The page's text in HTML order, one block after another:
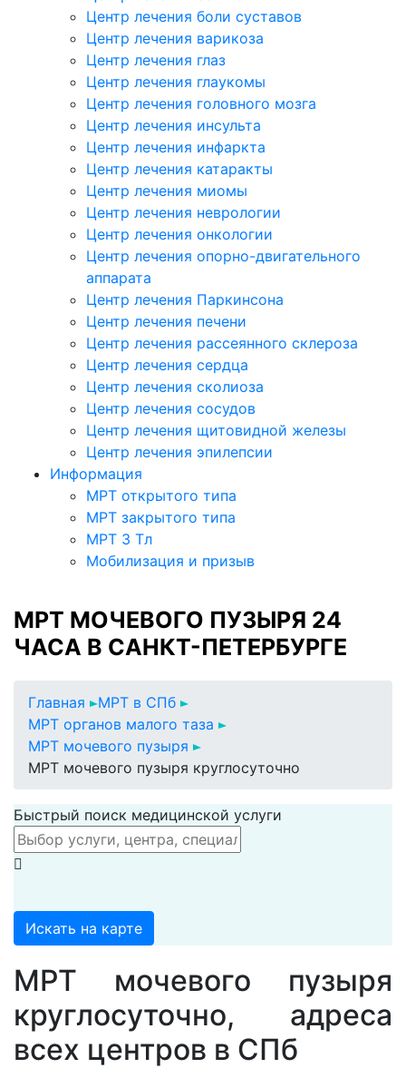
Центр лечения боли суставов
Центр лечения варикоза
Центр лечения глаз
Центр лечения глаукомы
Центр лечения головного мозга
Центр лечения инсульта
Центр лечения инфаркта
Центр лечения катаракты
Центр лечения миомы
Центр лечения неврологии
Центр лечения онкологии
Центр лечения опорно-двигательного
аппарата
Центр лечения Паркинсона
Центр лечения печени
Центр лечения рассеянного склероза
Центр лечения сердца
Центр лечения сколиоза
Центр лечения сосудов
Центр лечения щитовидной железы
Центр лечения эпилепсии
Информация
МРТ открытого типа
МРТ закрытого типа
МРТ 3 Тл
Мобилизация и призыв
МРТ МОЧЕВОГО ПУЗЫРЯ 24
ЧАСА В САНКТ-ПЕТЕРБУРГЕ
Главная
МРТ в СПб
МРТ органов малого таза
МРТ мочевого пузыря
МРТ мочевого пузыря круглосуточно
Быстрый поиск медицинской услуги
Искать на карте
МРТ мочевого пузыря
круглосуточно, адреса
всех центров в СПб